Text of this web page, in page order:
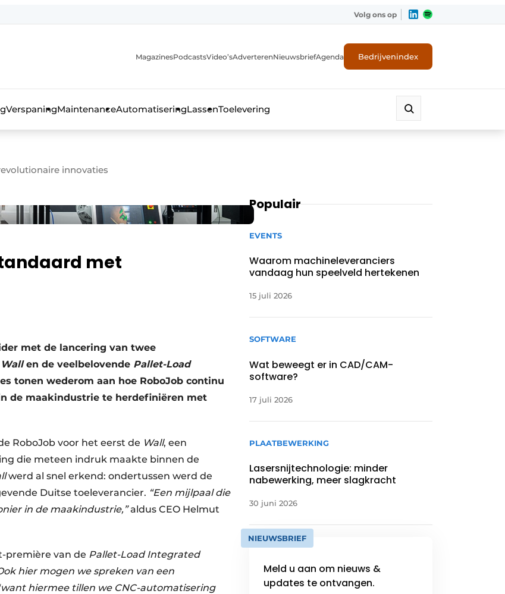
Volg ons op
MagazinesPodcastsVideo’sAdverterenNieuwsbriefAgenda Bedrijvenindex
VerspaningMaintenanceAutomatiseringLassenToelevering
innovaties
met
met de lancering van twee
Wallen de veelbelovende Pallet-Load
tonen wederom aan hoe RoboJob continu
de maakindustrie te herdefiniëren met
RoboJob voor het eerst de Wall, een
die meteen indruk maakte binnen de
werd al snel erkend: ondertussen werd de
Duitse toeleverancier. “Een mijlpaal die
in de maakindustrie,”aldus CEO Helmut
première van de Pallet-Load Integrated
hier mogen we spreken van een
hiermee tillen we CNC-automatisering
Populair
EVENTS
Waarom machineleveranciers
vandaag hun speelveld hertekenen
15 juli 2026
SOFTWARE
Wat beweegt er in CAD/CAM-
software?
17 juli 2026
PLAATBEWERKING
Lasersnijtechnologie: minder
nabewerking, meer slagkracht
30 juni 2026
NIEUWSBRIEF
Meld u aan om nieuws &
updates te ontvangen.